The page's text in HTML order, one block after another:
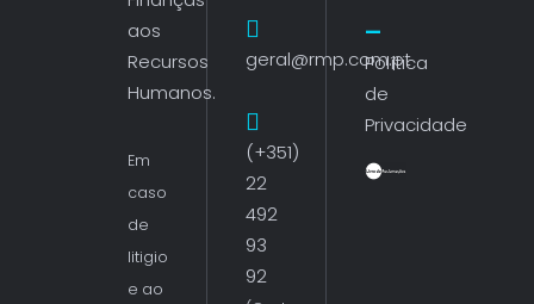
aos
Recursos
Humanos.
Em
caso
de
litigio
e ao
geral@rmp.com.pt
(+351)
22
492
93
92
Política
de
Privacidade